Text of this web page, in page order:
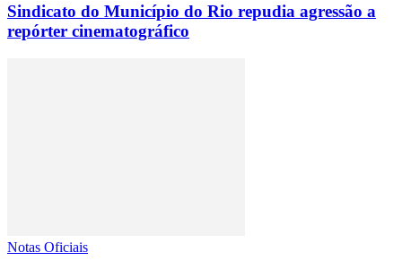
Sindicato do Município do Rio repudia agressão a
repórter cinematográfico
Notas Oficiais